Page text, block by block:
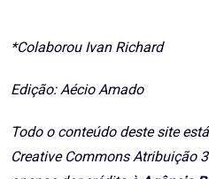
*Colaborou Ivan Richard
Edição: Aécio Amado
Todo o conteúdo deste site
Creative Commons Atribuição